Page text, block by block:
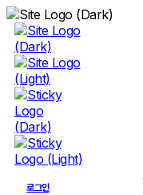
Skip
to
content
로그인